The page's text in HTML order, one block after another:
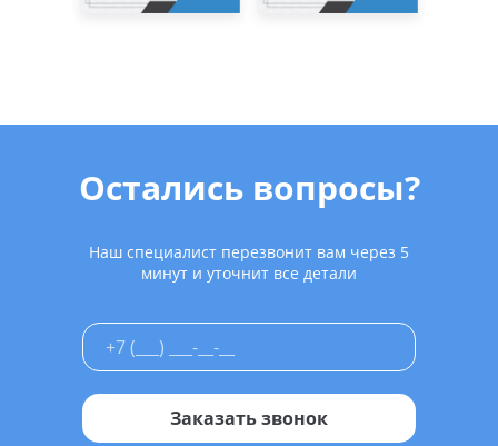
Остались вопросы?
Наш специалист перезвонит вам через 5
минут и уточнит все детали
Заказать звонок